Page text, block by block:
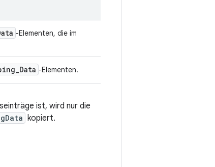
-Elementen, die im
_Data -Elementen.
ist, wird nur die
kopiert.